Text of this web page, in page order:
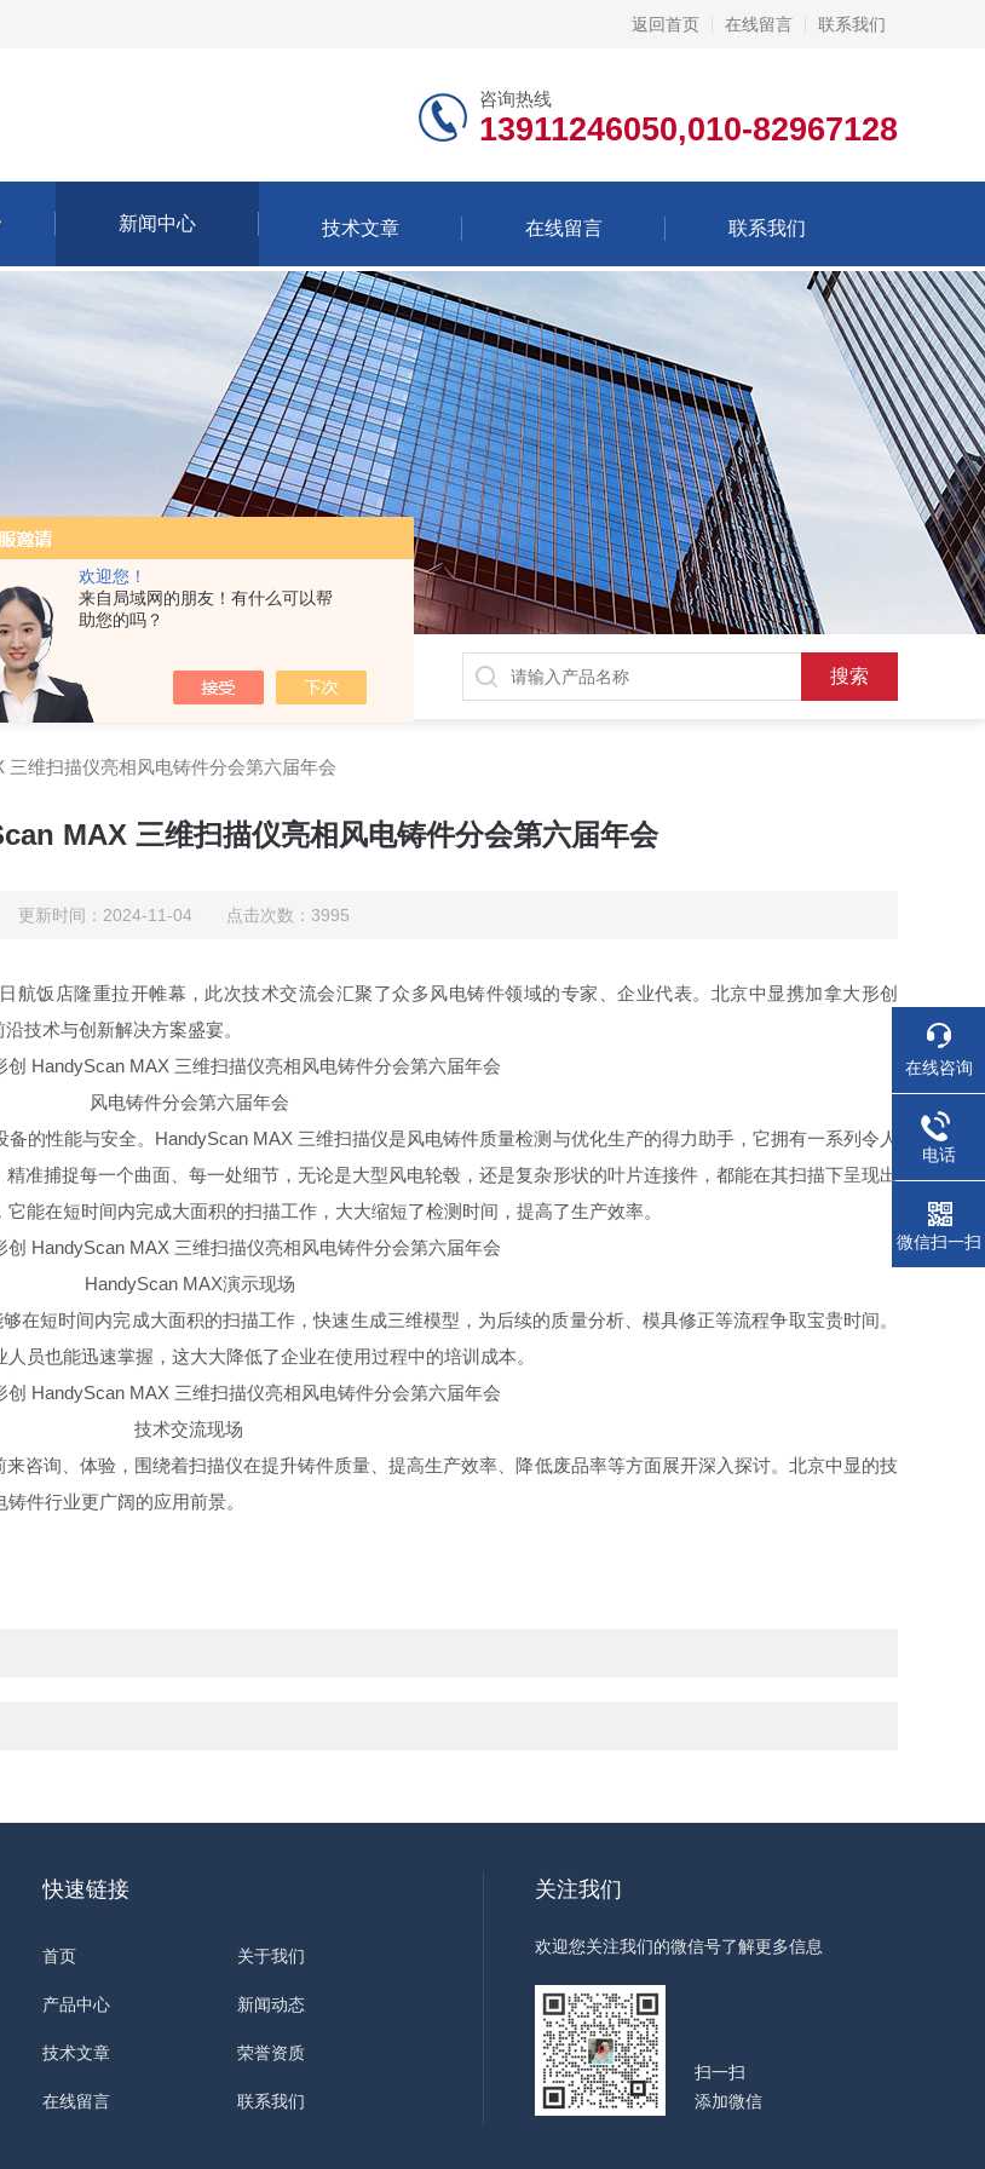
欢迎您！
来自局域网的朋友！有什么可以帮
助您的吗？
返回首页 在线留言 联系我们
咨询热线
13911246050,010-82967128
新闻中心 技术文章 在线留言 联系我们
显微镜
维扫描仪亮相风电铸件分会第六届年会
MAX 三维扫描仪亮相风电铸件分会第六届年会
更新时间：2024-11-04 点击次数：3995
航饭店隆重拉开帷幕，此次技术交流会汇聚了众多风电铸件领域的专家、企业代表。北京中显携加拿大形创
技术与创新解决方案盛宴。
风电铸件分会第六届年会
的性能与安全。 HandyScan MAX 三维扫描仪是风电铸件质量检测与优化生产的得力助手，它拥有一系列令人
准捕捉每一个曲面、每一处细节，无论是大型风电轮毂，还是复杂形状的叶片连接件，都能在其扫描下呈现出
能在短时间内完成大面积的扫描工作，大大缩短了检测时间，提高了生产效率。
HandyScan MAX演示现场
在短时间内完成大面积的扫描工作，快速生成三维模型，为后续的质量分析、模具修正等流程争取宝贵时间。
员也能迅速掌握，这大大降低了企业在使用过程中的培训成本。
技术交流现场
咨询、体验，围绕着扫描仪在提升铸件质量、提高生产效率、降低废品率等方面展开深入探讨。北京中显的技
件行业更广阔的应用前景。
快速链接
首页 关于我们
产品中心 新闻动态
技术文章 荣誉资质
在线留言 联系我们
关注我们
欢迎您关注我们的微信号了解更多信息
扫一扫
添加微信
在线咨询
电话
微信扫一扫